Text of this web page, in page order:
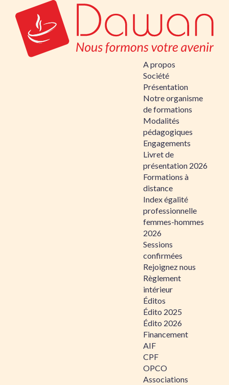
A propos
Société
Présentation
Notre organisme
de formations
Modalités
pédagogiques
Engagements
Livret de
présentation 2026
Formations à
distance
Index égalité
professionnelle
femmes-hommes
2026
Sessions
confirmées
Rejoignez nous
Règlement
intérieur
Éditos
Édito 2025
Édito 2026
Financement
AIF
CPF
OPCO
Associations